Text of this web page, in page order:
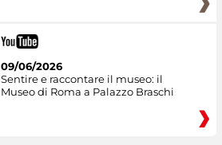
09/06/2026
Sentire e raccontare il museo: il
Museo di Roma a Palazzo Braschi